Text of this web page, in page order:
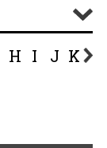
H I J K L